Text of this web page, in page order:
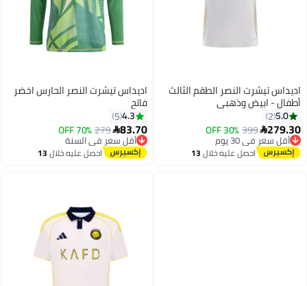
اديداس تيشرت النصر الطقم الثالث
أطفال - ابيض وذهبي
5.0
2
279.30
399
30% OFF
أقل سعر في 30 يوم
توصيل مجاني
أقل سعر في 30 يوم
احصل عليه خلال13
اديداس تيشرت النصر الحارس اخضر
فاتح
4.3
5
83.70
279
70% OFF
أقل سعر في السنة
توصيل مجاني
أقل سعر في السنة
احصل عليه خلال13